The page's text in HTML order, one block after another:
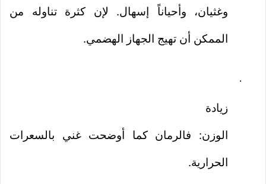
وغثيان، وأحياناً إسهال. لإن كثرة تناوله من
الممكن أن تهيج الجهاز الهضمي.
·
زيادة
الوزن: فالرمان كما أوضحت غني بالسعرات
الحرارية.